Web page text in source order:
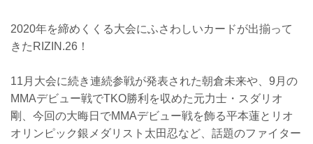
2020年を締めくくる大会にふさわしいカードが出揃って
きたRIZIN.26！
11月大会に続き連続参戦が発表された朝倉未来や、9月の
MMAデビュー戦でTKO勝利を収めた元力士・スダリオ
剛、今回の大晦日でMMAデビュー戦を飾る平本蓮とリオ
オリンピック銀メダリスト太田忍など、話題のファイター